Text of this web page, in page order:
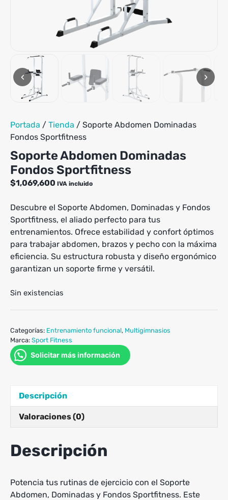
‹ ›
Portada / Tienda / Soporte Abdomen Dominadas
Fondos Sportfitness
Soporte Abdomen Dominadas
Fondos Sportfitness
$1,069,600 IVA incluido
Descubre el Soporte Abdomen, Dominadas y Fondos
Sportfitness, el aliado perfecto para tus
entrenamientos. Ofrece estabilidad y confort óptimos
para trabajar abdomen, brazos y pecho con la máxima
eficiencia. Su estructura robusta y diseño ergonómico
garantizan un soporte firme y versátil.
Sin existencias
Categorías: Entrenamiento funcional, Multigimnasios
Marca: Sport Fitness
Solicitar más información
Descripción
Valoraciones (0)
Descripción
Potencia tus rutinas de ejercicio con el Soporte
Abdomen, Dominadas y Fondos Sportfitness. Este